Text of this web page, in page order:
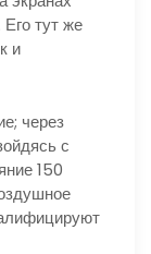
тут же
и
через
с
150